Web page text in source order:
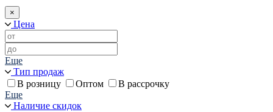
×
Цена
Еще
Тип продаж
В розницу
Оптом
В рассрочку
Еще
Наличие скидок